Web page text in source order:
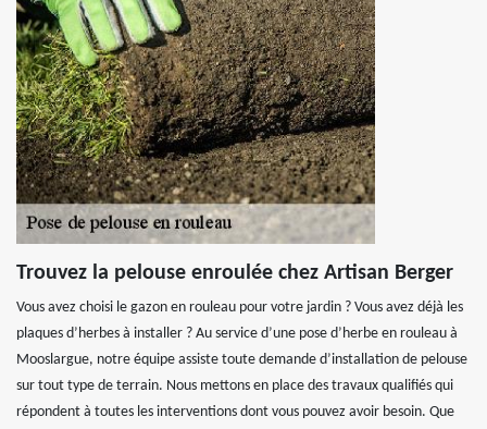
Trouvez la pelouse enroulée chez Artisan Berger
Vous avez choisi le gazon en rouleau pour votre jardin ? Vous avez déjà les
plaques d’herbes à installer ? Au service d’une pose d’herbe en rouleau à
Mooslargue, notre équipe assiste toute demande d’installation de pelouse
sur tout type de terrain. Nous mettons en place des travaux qualifiés qui
répondent à toutes les interventions dont vous pouvez avoir besoin. Que